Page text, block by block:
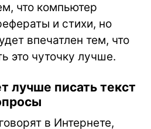
что компьютер
и стихи, но
впечатлен тем, что
это чуточку лучше.
лучше писать текст
в Интернете,